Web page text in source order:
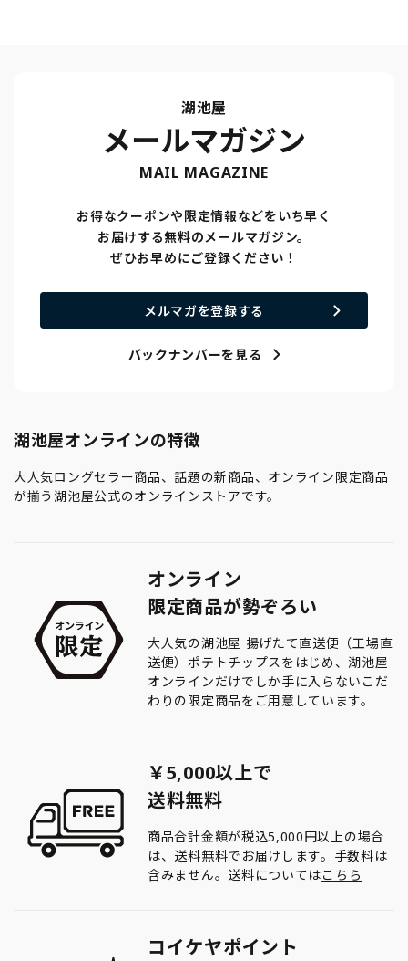
湖池屋
メールマガジン
MAIL MAGAZINE
お得なクーポンや限定情報などをいち早く
お届けする無料のメールマガジン。
ぜひお早めにご登録ください！
メルマガを登録する
バックナンバーを見る
湖池屋オンラインの特徴
大人気ロングセラー商品、話題の新商品、オンライン限定商品
が揃う湖池屋公式のオンラインストアです。
オンライン
限定商品が勢ぞろい
大人気の湖池屋 揚げたて直送便（工場直
送便）ポテトチップスをはじめ、湖池屋
オンラインだけでしか手に入らないこだ
わりの限定商品をご用意しています。
￥5,000以上で
送料無料
商品合計金額が税込5,000円以上の場合
は、送料無料でお届けします。手数料は
含みません。送料についてはこちら
コイケヤポイント